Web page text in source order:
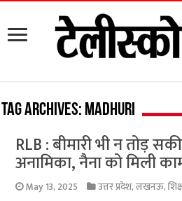
Tag Archives: Madhuri
RLB : बीमारी भी न तोड़
अनामिका, नैना को मिली
May 13, 2025 उत्तर प्रदेश,लखनऊ,